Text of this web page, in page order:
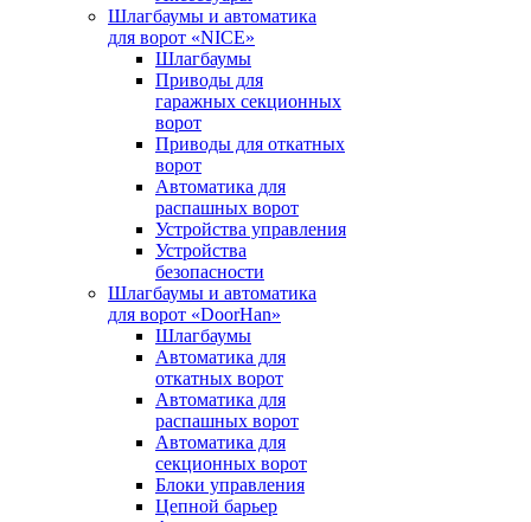
Шлагбаумы и автоматика
для ворот «NICE»
Шлагбаумы
Приводы для
гаражных секционных
ворот
Приводы для откатных
ворот
Автоматика для
распашных ворот
Устройства управления
Устройства
безопасности
Шлагбаумы и автоматика
для ворот «DoorHan»
Шлагбаумы
Автоматика для
откатных ворот
Автоматика для
распашных ворот
Автоматика для
секционных ворот
Блоки управления
Цепной барьер